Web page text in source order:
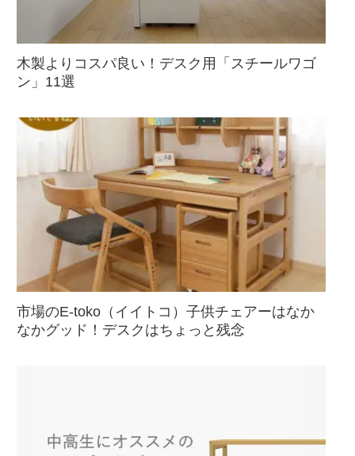
木製よりコスパ良い！デスク用「スチールワゴ
ン」11選
市場のE-toko（イイトコ）子供チェアーはなか
なかグッド！デスクはちょっと残念